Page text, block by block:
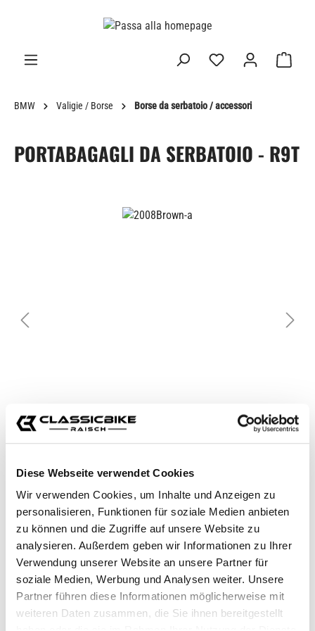
Diese Webseite verwendet Cookies
Wir verwenden Cookies, um Inhalte und Anzeigen zu
personalisieren, Funktionen für soziale Medien anbieten
zu können und die Zugriffe auf unsere Website zu
analysieren. Außerdem geben wir Informationen zu Ihrer
Verwendung unserer Website an unsere Partner für
soziale Medien, Werbung und Analysen weiter. Unsere
Partner führen diese Informationen möglicherweise mit
weiteren Daten zusammen, die Sie ihnen bereitgestellt
BMW Valigie / Borse Borse da serbatoio / accessori
PORTABAGAGLI DA SERBATOIO - R9T
Salta la galleria di immagini